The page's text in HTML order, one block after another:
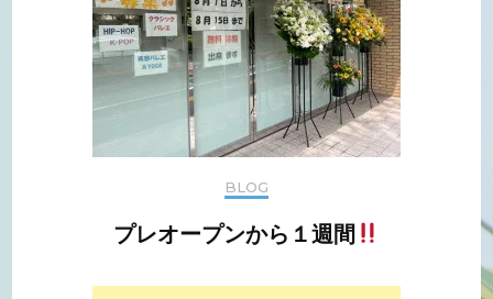
BLOG
プレオープンから１週間